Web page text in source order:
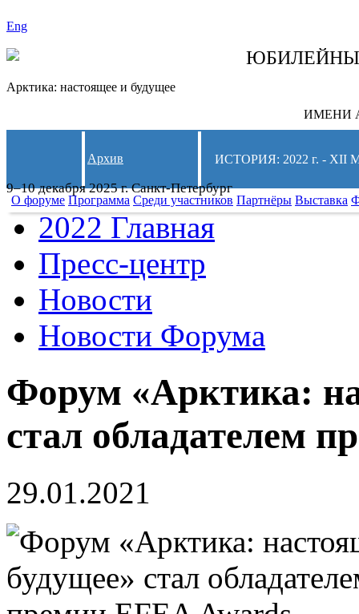
Eng
Арктика: настоящее и будущее
ИМЕНИ
9–10 декабря 2025 г. Санкт-Петербург
Архив ИСТОРИЯ: 2022 г. -
О форуме Программа Среди участников Партнёры Выставка
2022 Главная
Пресс-центр
Новости
Новости Форума
Форум «Арктика:
стал обладателем
29.01.2021